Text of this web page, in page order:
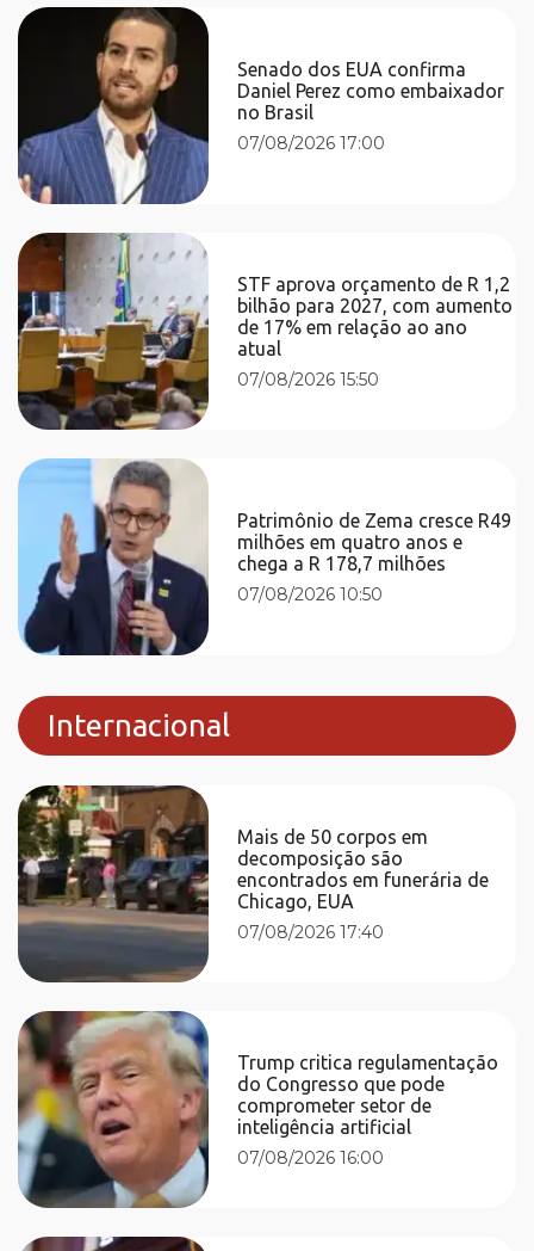
Senado dos EUA confirma
Daniel Perez como embaixador
no Brasil
07/08/2026 17:00
STF aprova orçamento de R 1,2
bilhão para 2027, com aumento
de 17% em relação ao ano
atual
07/08/2026 15:50
Patrimônio de Zema cresce R49
milhões em quatro anos e
chega a R 178,7 milhões
07/08/2026 10:50
Internacional
Mais de 50 corpos em
decomposição são
encontrados em funerária de
Chicago, EUA
07/08/2026 17:40
Trump critica regulamentação
do Congresso que pode
comprometer setor de
inteligência artificial
07/08/2026 16:00